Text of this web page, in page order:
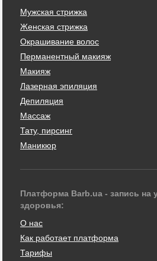
Мужская стрижка
Женская стрижка
Окрашивание волос
Перманентный макияж
Макияж
Лазерная эпиляция
Депиляция
Массаж
Тату, пирсинг
Маникюр
Платформа Barb.ua - запись на
здоровья:
О нас
Как работает платформа
Тарифы